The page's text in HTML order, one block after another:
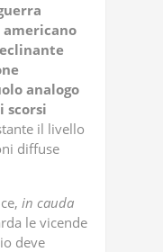
americano
analogo
scorsi
il livello
diffuse
in cauda
le vicende
deve